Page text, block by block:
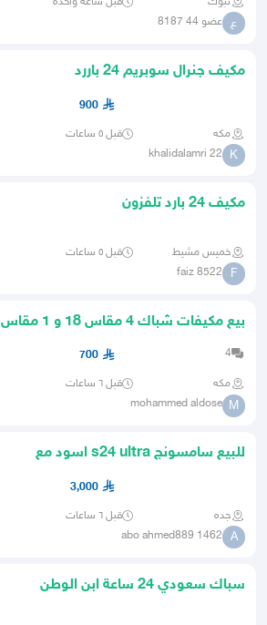
ع عضو 44 8187
مكيف جنرال سوبريم 24 باررد
900
مكه قبل ٥ ساعات
K
khalidalamri 22
مكيف 24 بارد تلفزون
خميس مشيط قبل ٥ ساعات
F
faiz 8522
بيع مكيفات شباك 4 مقاس 18 و 1 مقاس
4
700
مكه قبل ٦ ساعات
M
mohammed aldose
للبيع سامسونج s24 ultra اسود مع
3,000
جده قبل ٦ ساعات
A
abo ahmed889 1462
سباك سعودي 24 ساعة ابن الوطن